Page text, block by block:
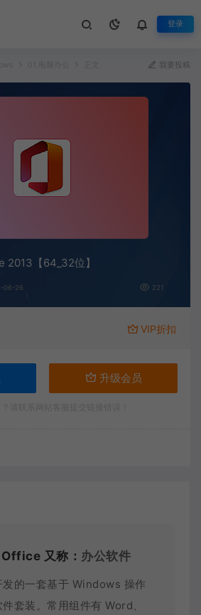
登录
我要投稿
2013【64_32位】
06-26 221
VIP折扣
升级会员
又称： 办公软件
发的一套基于 Windows 操作
套装。常用组件有 Word、